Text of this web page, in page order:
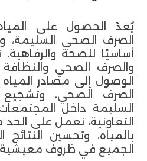
يُعدّ الحصول على
الصرف الصحي السليمة،
أساسيًا للصحة والرفاهية.
والصرف الصحي
الوصول إلى مصادر المياه
الصرف الصحي، وتشجيع
السليمة داخل
التعاونية، نعمل على
بالمياه، وتحسين
الجميع في ظروف معيشية